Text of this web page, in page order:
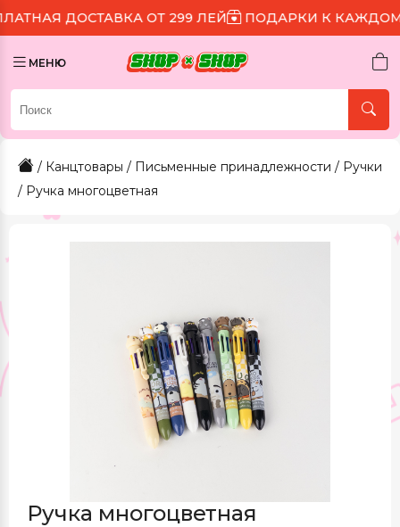
ОТ 299 ЛЕЙ ПОДАРКИ К КАЖДОМУ ЗАКАЗУ
МЕНЮ
/ Канцтовары / Письменные принадлежности / Ручки
/ Ручка многоцветная
Ручка многоцветная